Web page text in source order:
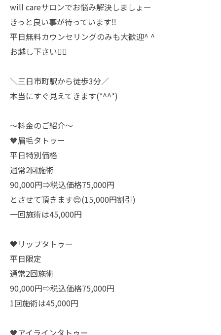
will careサロンでお悩み解決しましょー
きっと良い事が待っています‼️
平日無料カウンセリングのみも大歓迎^ ^
お越し下さい🙇‍♀️
＼三日市町駅から徒歩3分／
本当にすぐ見えてきます(*^^*)
〜料金のご紹介〜
🧡眉毛タトゥー
平日特別価格
通常2回施術
90,000円⇒税込価格75,000円
とさせて頂きます😌(15,000円割引)
一回施術は45,000円
🧡リップタトゥー
平日限定
通常2回施術
90,000円⇨税込価格75,000円
1回施術は45,000円
🧡アイラインタトゥー